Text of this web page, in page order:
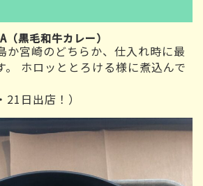
（黒毛和牛カレー）
か宮崎のどちらか、仕入れ時に最
。 ホロッととろける様に煮込んで
21日出店！）